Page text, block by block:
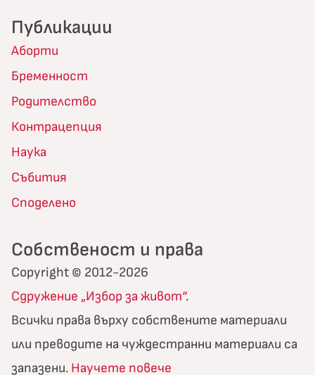
Собственост и права
Copyright © 2012-2026
Сдружение „Избор за живот“.
Всички права върху собствените материали
или преводите на чуждестранни материали са
запазени. Научете повече
Публикации
Аборти
Бременност
Родителство
Контрацепция
Наука
Събития
Споделено